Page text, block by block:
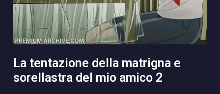
la tentazione della matrigna e
sorellastra del mio amico 2